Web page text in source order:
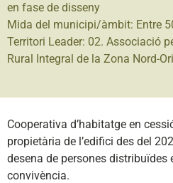
en fase de disseny
Mida del municipi/àmbit: Entre
Territori Leader: 02. Associació
Rural Integral de la Zona Nord-
Cooperativa d’habitatge en
propietària de l’edifici des del
desena de persones distribuïdes
convivència.